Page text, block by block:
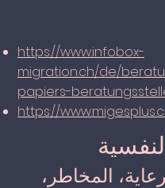
https://www.infobox-
migration.ch/de/
papiers-
https://
المخاطر،